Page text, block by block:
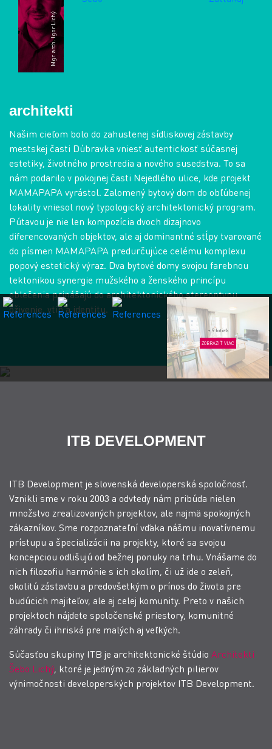
Mgr. arch. Igor Lichý
architekti
Našim cieľom bolo do zahustenej sídliskovej zástavby
mestskej časti Dúbravka vniesť autentickosť súčasnej
estetiky, životného prostredia a nového susedstva. To sa
nám podarilo v pokojnej časti Nejedlého ulice, kde projekt
MAMAPAPA vyrástol. Zalomený bytový dom do obľúbenej
lokality vniesol nový typologický architektonický program.
Pútavou je nie len kompozícia dvoch dizajnovo
diferencovaných objektov, ale aj dominantné stĺpy tvarované
do písmen MAMAPAPA predurčujúce celému komplexu
popový estetický výraz. Dva bytové domy svojou farebnou
tektonikou synergie mužského a ženského princípu
oblečenia prinášajú do architektonického stereoptypu
oživenie, vtip a identitu.
+ 9 fotiek
ZOBRAZIŤ VIAC
ITB DEVELOPMENT
ITB Development je slovenská developerská spoločnosť.
Vznikli sme v roku 2003 a odvtedy nám pribúda nielen
množstvo zrealizovaných projektov, ale najmä spokojných
zákazníkov. Sme rozpoznateľní vďaka nášmu inovatívnemu
prístupu a špecializácii na projekty, ktoré sa svojou
koncepciou odlišujú od bežnej ponuky na trhu. Vnášame do
nich filozofiu harmónie s ich okolím, či už ide o zeleň,
okolitú zástavbu a predovšetkým o prínos do života pre
budúcich majiteľov, ale aj celej komunity. Preto v našich
projektoch nájdete spoločenské priestory, komunitné
záhrady či ihriská pre malých aj veľkých.
Súčasťou skupiny ITB je architektonické štúdio Architekti
Šebo Lichý, ktoré je jedným zo základných pilierov
výnimočnosti developerských projektov ITB Development.